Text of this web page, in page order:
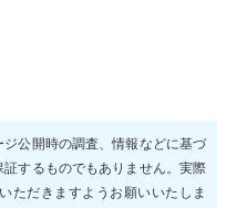
公開時の調査、情報などに基づ
するものでもありません。実際
ただきますようお願いいたしま